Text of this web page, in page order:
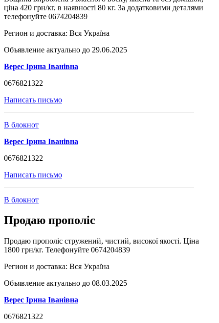
ціна 420 грн/кг, в наявності 80 кг. За додатковими деталями
телефонуйте 0674204839
Регион и доставка: Вся Україна
Объявление актуально до 29.06.2025
Верес Ірина Іванівна
0676821322
Написать письмо
В блокнот
Верес Ірина Іванівна
0676821322
Написать письмо
В блокнот
Продаю прополіс
Продаю прополіс стружений, чистий, високої якості. Ціна
1800 грн/кг. Телефонуйте 0674204839
Регион и доставка: Вся Україна
Объявление актуально до 08.03.2025
Верес Ірина Іванівна
0676821322